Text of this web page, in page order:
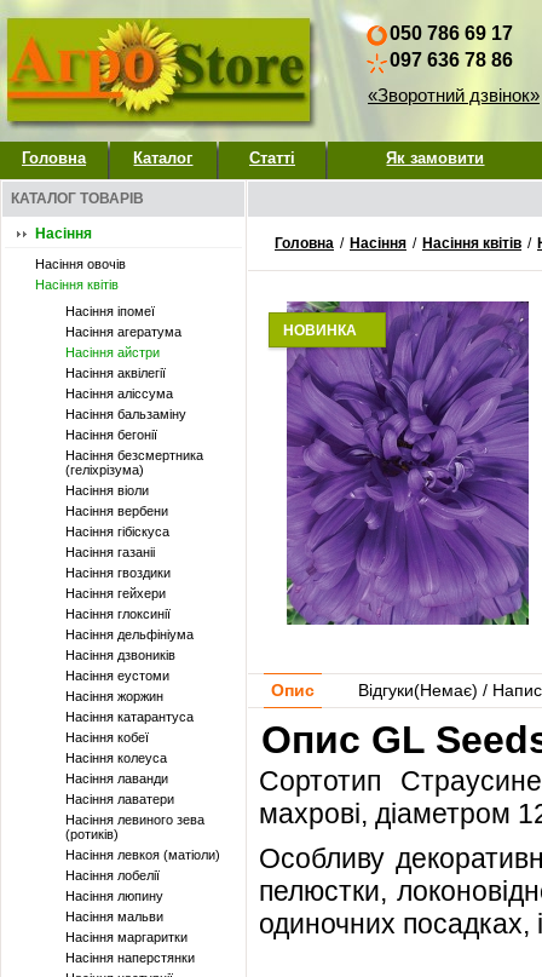
050 786 69 17
097 636 78 86
«Зворотний дзвінок»
Головна Каталог Статті Як замовити
КАТАЛОГ ТОВАРІВ
Насіння
Насіння овочів
Насіння квітів
Насіння іпомеї
Насіння агератума
Насіння айстри
Насіння аквілегії
Насіння аліссума
Насіння бальзаміну
Насіння бегонії
Насіння безсмертника
(геліхрізума)
Насіння віоли
Насіння вербени
Насіння гібіскуса
Насіння газаніі
Насіння гвоздики
Насіння гейхери
Насіння глоксинії
Насіння дельфініума
Насіння дзвоників
Насіння еустоми
Насіння жоржин
Насіння катарантуса
Насіння кобеї
Насіння колеуса
Насіння лаванди
Насіння лаватери
Насіння левиного зева
(ротиків)
Насіння левкоя (матіоли)
Насіння лобелії
Насіння люпину
Насіння мальви
Насіння маргаритки
Насіння наперстянки
Головна / Насіння / Насіння квітів /
НОВИНКА
Опис Відгуки(Немає) /
Опис GL
Сортотип
махрові, діаметром
Особливу
пелюстки,
одиночних посадках,